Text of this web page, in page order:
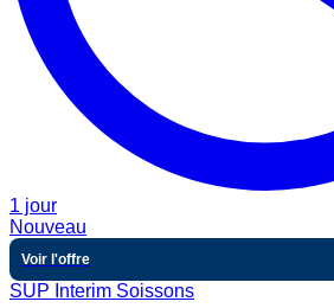
1 jour
Nouveau
Voir l'offre
SUP Interim Soissons